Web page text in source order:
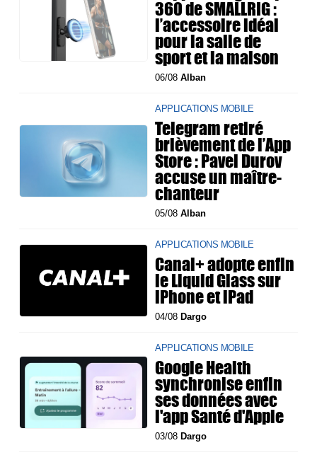
360 de SMALLRIG :
l’accessoire idéal
pour la salle de
sport et la maison
06/08Alban
APPLICATIONS MOBILE
Telegram retiré
brièvement de l’App
Store : Pavel Durov
accuse un maître-
chanteur
05/08Alban
APPLICATIONS MOBILE
Canal+ adopte enfin
le Liquid Glass sur
iPhone et iPad
04/08 Dargo
APPLICATIONS MOBILE
Google Health
synchronise enfin
ses données avec
l'app Santé d'Apple
03/08 Dargo